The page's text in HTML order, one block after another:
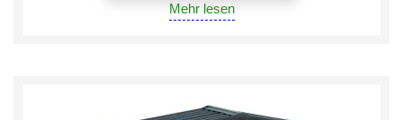
Mehr lesen